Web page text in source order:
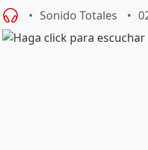
Sonido Totales